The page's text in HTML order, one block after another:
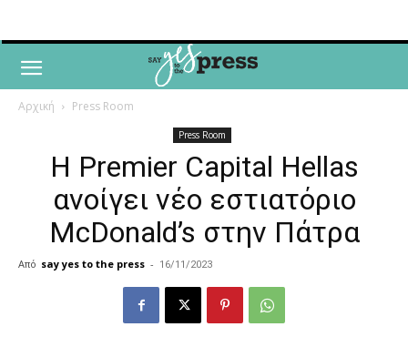
Αρχική Press Room
Press Room
Η Premier Capital Hellas
ανοίγει νέο εστιατόριο
McDonald’s στην Πάτρα
Από say yes to the press - 16/11/2023